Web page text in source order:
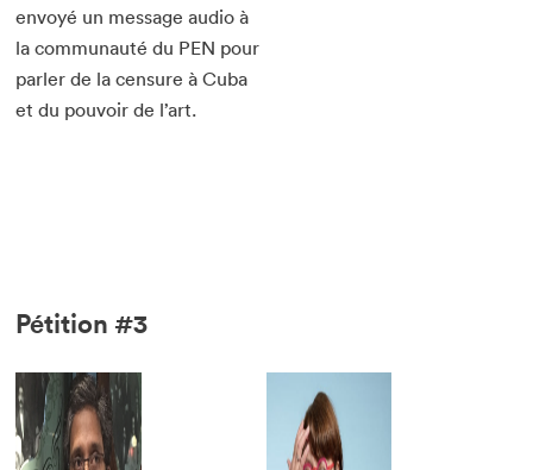
envoyé un message audio à
la communauté du PEN pour
parler de la censure à Cuba
et du pouvoir de l’art.
Pétition #3